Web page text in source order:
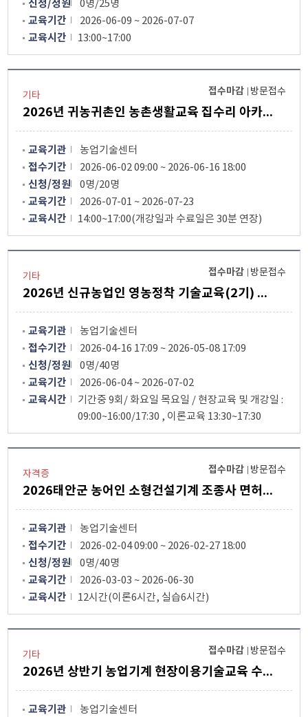
신청/정원 0명/25명
교육기간 2026-06-09 ~ 2026-07-07
교육시간 13:00~17:00
접수마감 방문접수
기타
2026년 귀농귀촌인 농촌생활교육 집수리 아카데미 수강생 모집안내
교육기관 농업기술센터
접수기간 2026-06-02 09:00 ~ 2026-06-16 18:00
신청/정원 0명/20명
교육기간 2026-07-01 ~ 2026-07-23
교육시간 14:00~17:00(개강일과 수료일은 30분 연장)
접수마감 방문접수
기타
2026년 신규농업인 영농정착 기술교육(2기) 수강생 모집 안내
교육기관 농업기술센터
접수기간 2026-04-16 17:09 ~ 2026-05-08 17:09
신청/정원 0명/40명
교육기간 2026-06-04 ~ 2026-07-02
교육시간
기간중 9회/ 화요일 목요일 / 현장교육 및 개강일 :
09:00~16:00/17:30 , 이론교육 13:30~17:30
접수마감 방문접수
자격증
2026태안군 농어인 소형건설기계 조종사 면허취득교육 교육생모집
교육기관 농업기술센터
접수기간 2026-02-04 09:00 ~ 2026-02-27 18:00
신청/정원 0명/40명
교육기간 2026-03-03 ~ 2026-06-30
교육시간 12시간(이론6시간, 실습6시간)
접수마감 방문접수
기타
2026년 상반기 농업기계 현장이용기술교육 수강생 모집안내
교육기관 농업기술센터